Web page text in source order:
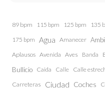
89 bpm 115 bpm 125 bpm 135
175 bpm Agua Amanecer
Aplausos Avenida Aves Banda
Bullicio Caida Calle Calle
Carreteras Ciudad Coches